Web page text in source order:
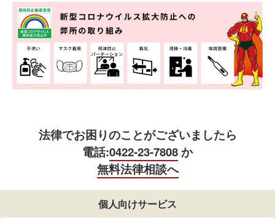
法律でお困りのことがございましたら
電話:0422-23-7808か
無料法律相談へ
個人向けサービス